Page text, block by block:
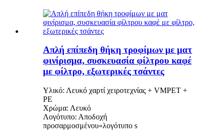
Απλή επίπεδη θήκη τροφίμων με ματ
φινίρισμα, συσκευασία φίλτρου καφέ
με φίλτρο, εξωτερικές τσάντες
Υλικό: Λευκό χαρτί χειροτεχνίας + VMPET +
PE
Χρώμα: Λευκό
Λογότυπο: Αποδοχή
προσαρμοσμένου«λογότυπο s